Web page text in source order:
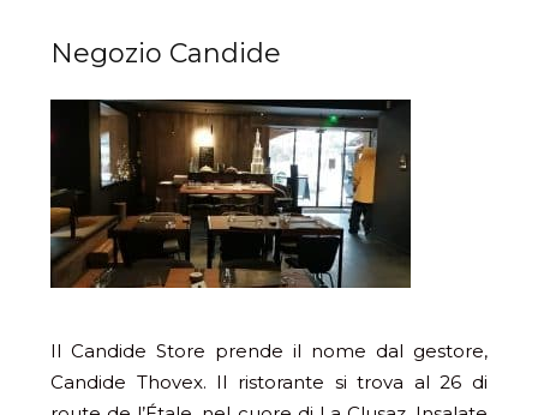
Negozio Candide
Il Candide Store prende il nome dal gestore,
Candide Thovex. Il ristorante si trova al 26 di